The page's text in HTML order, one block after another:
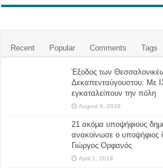
Recent Popular Comments Tags
Έξοδος των
Δεκαπενταύγουστου: Με
εγκαταλείπουν την πόλη
August 8, 2026
21 ακόμα υποψήφιους
ανακοίνωσε ο υποψήφιος
Γιώργος Ορφανός
April 1, 2019